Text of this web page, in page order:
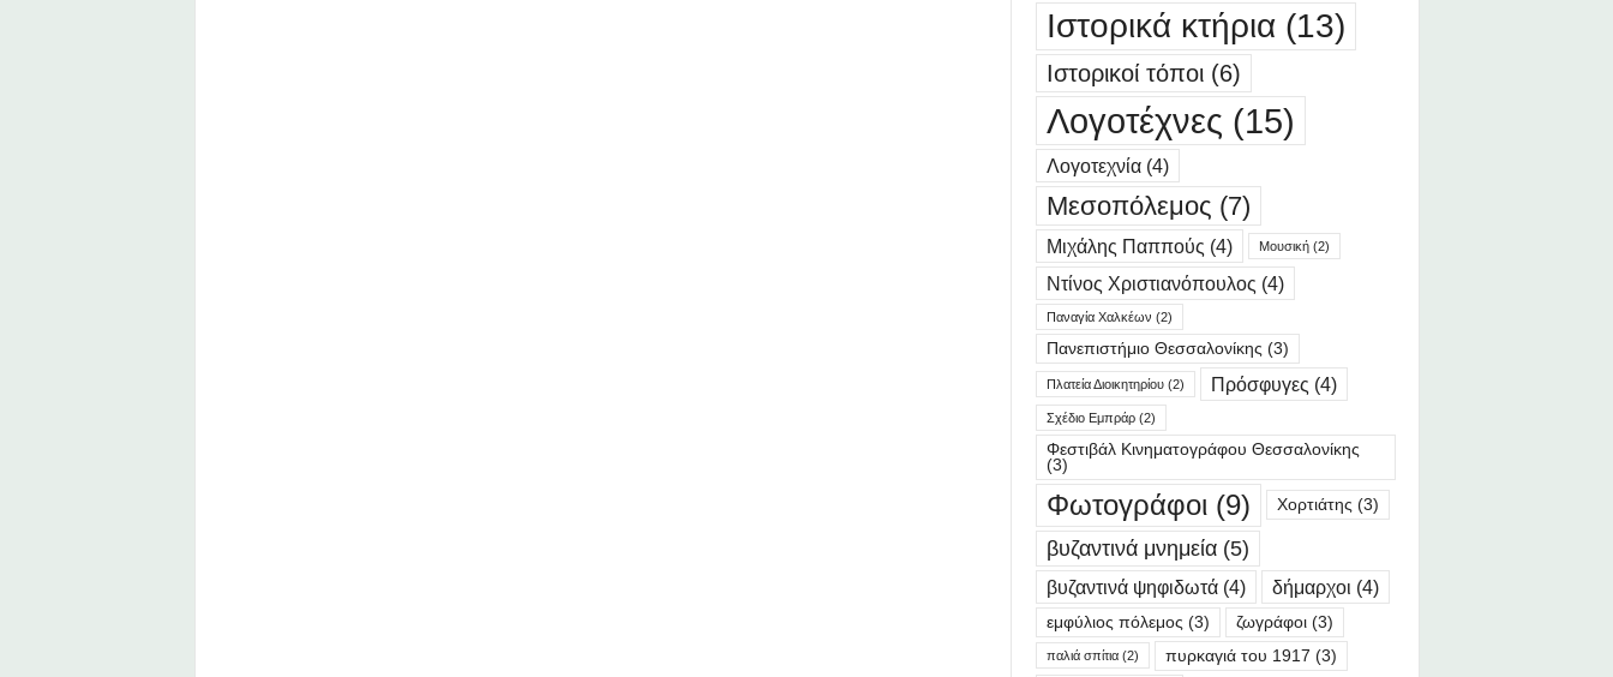
Ιστορικά κτήρια(13)
Ιστορικοί τόποι(6)
Λογοτέχνες (15)
Λογοτεχνία(4)
Μεσοπόλεμος (7)
Μιχάλης Παππούς (4) Μουσική(2)
Ντίνος Χριστιανόπουλος (4)
Παναγία Χαλκέων (2)
Πανεπιστήμιο Θεσσαλονίκης (3)
Πλατεία Διοικητηρίου(2) Πρόσφυγες (4)
Σχέδιο Εμπράρ(2)
Φεστιβάλ Κινηματογράφου Θεσσαλονίκης
(3)
Φωτογράφοι (9) Χορτιάτης (3)
βυζαντινά μνημεία(5)
βυζαντινά ψηφιδωτά(4) δήμαρχοι (4)
εμφύλιος πόλεμος (3) ζωγράφοι(3)
παλιά σπίτια(2) πυρκαγιά του 1917 (3)